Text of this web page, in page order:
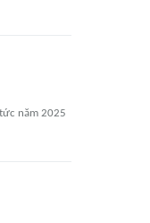
năm 2025